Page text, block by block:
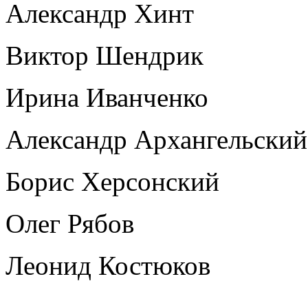
Александр Хинт
Виктор Шендрик
Ирина Иванченко
Александр Архангельский
Борис Херсонский
Олег Рябов
Леонид Костюков